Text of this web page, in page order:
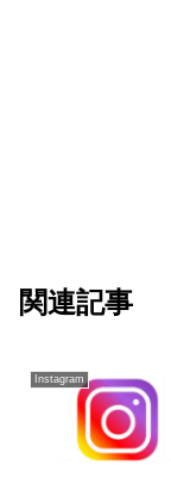
関連記事
Instagram